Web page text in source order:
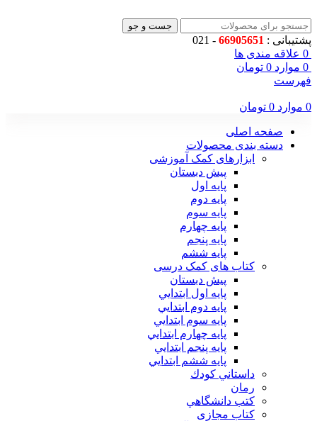
جست و جو
پشتیبانی : 66905651
- 021
0 علاقه مندی ها
0 موارد 0 تومان
فهرست
0 موارد 0 تومان
صفحه اصلی
دسته بندی محصولات
ابزارهای کمک آموزشی
پیش دبستان
پایه اول
پایه دوم
پایه سوم
پایه چهارم
پايه پنجم
پایه ششم
کتاب های کمک درسی
پیش دبستان
پايه اول ابتدايي
پايه دوم ابتدايي
پايه سوم ابتدايي
پايه چهارم ابتدايي
پايه پنجم ابتدايي
پايه ششم ابتدايي
داستاني كودك
رمان
كتب دانشگاهي
کتاب مجازی